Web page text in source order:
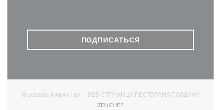
ПОДПИСАТЬСЯ
© 2026 BIJ KARAKTER — ВЕБ-СТРАНИЦА РЕСТОРАНА СОЗДАНА
ZENCHEF